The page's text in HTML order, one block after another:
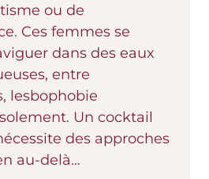
ou de
Ces femmes se
dans des eaux
entre
lesbophobie
Un cocktail
des approches
au-delà…